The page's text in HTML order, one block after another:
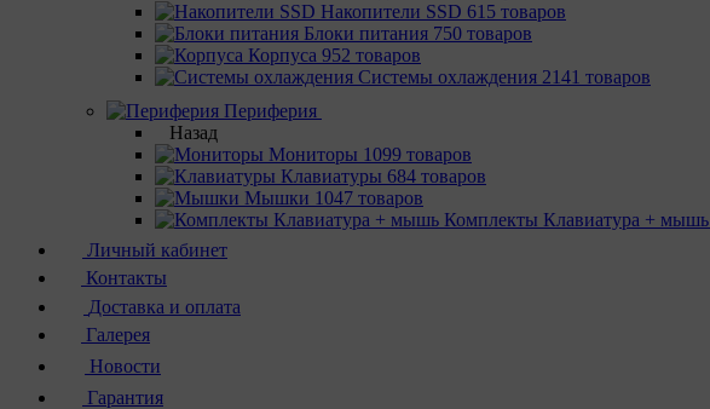
Накопители SSD 615 товаров
Блоки питания 750 товаров
Корпуса 952 товаров
Системы охлаждения 2141 товаров
Периферия
Назад
Мониторы 1099 товаров
Клавиатуры 684 товаров
Мышки 1047 товаров
Комплекты Клавиатура + мышь
Личный кабинет
Контакты
Доставка и оплата
Галерея
Новости
Гарантия